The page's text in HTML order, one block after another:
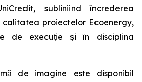
subliniind încrederea
calitatea proiectelor Ecoenergy,
de execuție și în disciplina
de imagine este disponibil